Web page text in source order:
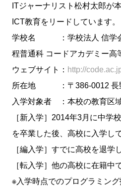
ITジャーナリスト松村太郎が
ICT教育をリードしています。
学校名 ：学校法人 信学会
程普通科 コードアカデミー高
ウェブサイト： http://
所在地 ：〒386-0012 長野
入学対象者 ：本校の教育区
［新入学］2014年3月に中学
を卒業した後、高校に入学し
［編入学］すでに高校を退学
［転入学］他の高校に在籍中
※入学時点でのプログラミング